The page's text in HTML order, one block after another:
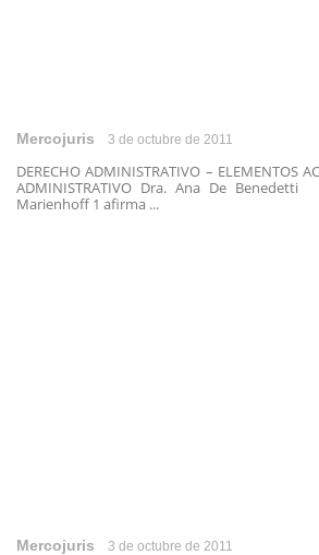
Mercojuris 3 de octubre de 2011
DERECHO ADMINISTRATIVO – ELEMENTOS
ADMINISTRATIVO Dra. Ana De
Marienhoff 1 afirma ...
Mercojuris 3 de octubre de 2011